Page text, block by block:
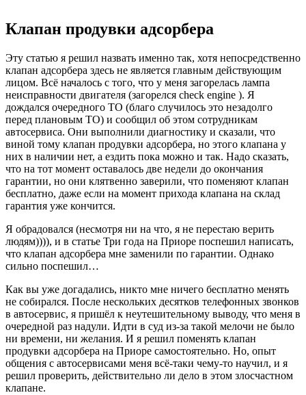
Клапан продувки адсорбера
Эту статью я решил назвать именно так, хотя непосредственно
клапан адсорбера здесь не является главным действующим
лицом. Всё началось с того, что у меня загорелась лампа
неисправности двигателя (загорелся check engine ). Я
дождался очередного ТО (благо случилось это незадолго
перед плановым ТО) и сообщил об этом сотрудникам
автосервиса. Они выполнили диагностику и сказали, что
виной тому клапан продувки адсорбера, но этого клапана у
них в наличии нет, а ездить пока можно и так. Надо сказать,
что на тот момент оставалось две недели до окончания
гарантии, но они клятвенно заверили, что поменяют клапан
бесплатно, даже если на момент прихода клапана на склад
гарантия уже кончится.
Я обрадовался (несмотря ни на что, я не перестаю верить
людям)))), и в статье Три года на Приоре поспешил написать,
что клапан адсорбера мне заменили по гарантии. Однако
сильно поспешил…
Как вы уже догадались, никто мне ничего бесплатно менять
не собирался. После нескольких десятков телефонных звонков
в автосервис, я пришёл к неутешительному выводу, что меня в
очередной раз надули. Идти в суд из-за такой мелочи не было
ни времени, ни желания. И я решил поменять клапан
продувки адсорбера на Приоре самостоятельно. Но, опыт
общения с автосервисами меня всё-таки чему-то научил, и я
решил проверить, действительно ли дело в этом злосчастном
клапане.